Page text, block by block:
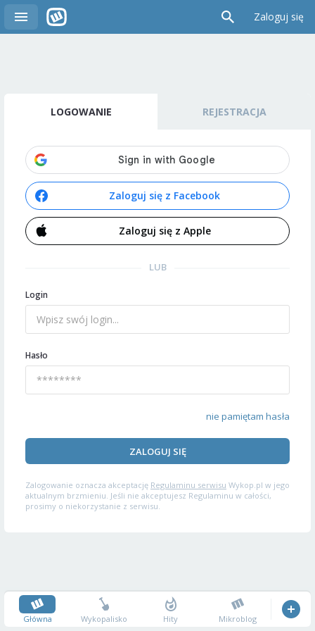
Zaloguj się
LOGOWANIE REJESTRACJA
Zaloguj się z Facebook
Zaloguj się z Apple
LUB
Login
Hasło
nie pamiętam hasła
ZALOGUJ SIĘ
Zalogowanie oznacza akceptację Regulaminu serwisu Wykop.pl w jego
aktualnym brzmieniu. Jeśli nie akceptujesz Regulaminu w całości,
prosimy o niekorzystanie z serwisu.
Główna Wykopalisko Hity Mikroblog